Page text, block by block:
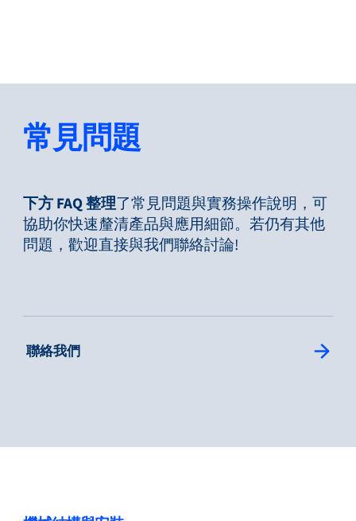
搜尋... ZH
應用領域
常見問題
下方 FAQ 整理了常見問題與實務操作說明，可
協助你快速釐清產品與應用細節。若仍有其他
問題，歡迎直接與我們聯絡討論!
聯絡我們: Single Column Link Button